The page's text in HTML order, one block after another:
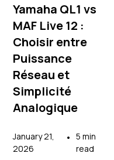
Yamaha QL1 vs
MAF Live 12 :
Choisir entre
Puissance
Réseau et
Simplicité
Analogique
January 21,
2026
• 5 min
read